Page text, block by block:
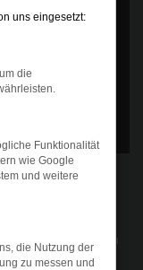
von EU-
und Modelle in
2 in Sachsen
uns eingesetzt:
die
Funktionalität
wie Google
und weitere
die Nutzung der
zu messen und